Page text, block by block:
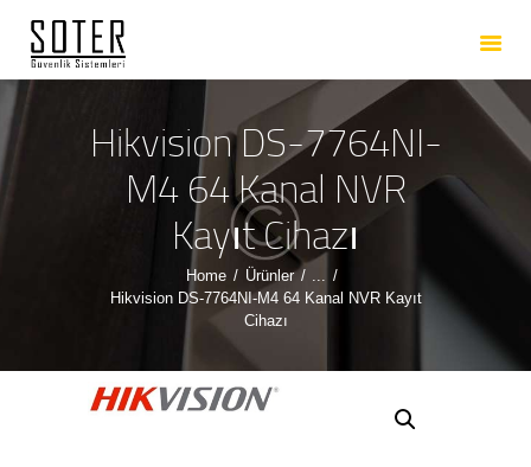
Hikvision DS-7764NI-
M4 64 Kanal NVR
Kayıt Cihazı
Home Ürünler
...
Hikvision DS-7764NI-M4 64 Kanal NVR Kayıt
Cihazı
ANASAYFA
HAKKIMIZDA
HIZMETLERIMIZ
ÜRÜNLERIMIZ
REFERANSLARIMIZ
İLETIŞIM